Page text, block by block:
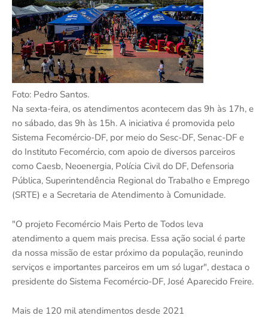
Foto: Pedro Santos.
Na sexta-feira, os atendimentos acontecem das 9h às 17h, e
no sábado, das 9h às 15h. A iniciativa é promovida pelo
Sistema Fecomércio-DF, por meio do Sesc-DF, Senac-DF e
do Instituto Fecomércio, com apoio de diversos parceiros
como Caesb, Neoenergia, Polícia Civil do DF, Defensoria
Pública, Superintendência Regional do Trabalho e Emprego
(SRTE) e a Secretaria de Atendimento à Comunidade.
"O projeto Fecomércio Mais Perto de Todos leva
atendimento a quem mais precisa. Essa ação social é parte
da nossa missão de estar próximo da população, reunindo
serviços e importantes parceiros em um só lugar", destaca o
presidente do Sistema Fecomércio-DF, José Aparecido Freire.
Mais de 120 mil atendimentos desde 2021